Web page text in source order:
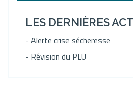
LES DERNIÈRES
- Alerte crise sécheresse
- Révision du PLU